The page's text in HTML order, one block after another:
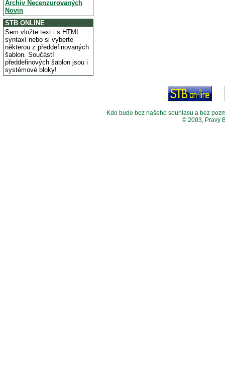
Archiv Necenzurovaných
Novin
STB ONLINE
Sem vložte text i s HTML
syntaxí nebo si vyberte
některou z předdefinovaných
šablon. Součástí
předdefinových šablon jsou i
systémové bloky!
Kdo bude bez našeho souhlasu a bez
© 2003, Pravý